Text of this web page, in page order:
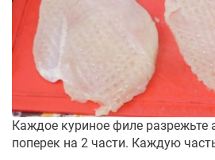
Каждое куриное филе разрежьте
поперек на 2 части. Каждую